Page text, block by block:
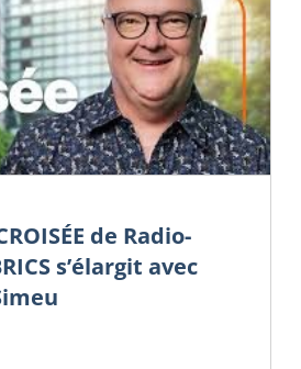
de Radio-
s’élargit avec